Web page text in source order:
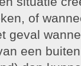
of
geval
een